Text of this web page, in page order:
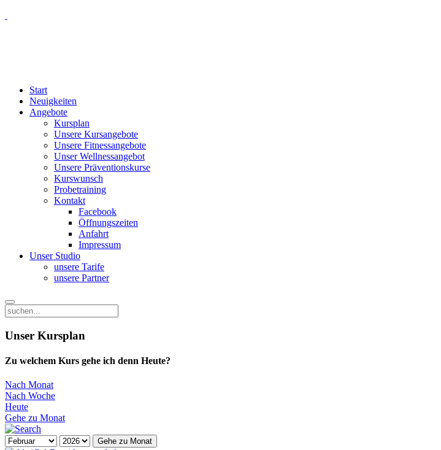
Start
Neuigkeiten
Angebote
Kursplan
Unsere Kursangebote
Unsere Fitnessangebote
Unser Wellnessangebot
Unsere Präventionskurse
Kurswunsch
Probetraining
Kontakt
Facebook
Öffnungszeiten
Anfahrt
Impressum
Unser Studio
unsere Tarife
unsere Partner
Unser Kursplan
Zu welchem Kurs gehe ich denn Heute?
Nach Monat
Nach Woche
Heute
Gehe zu Monat
Gehe zu Monat